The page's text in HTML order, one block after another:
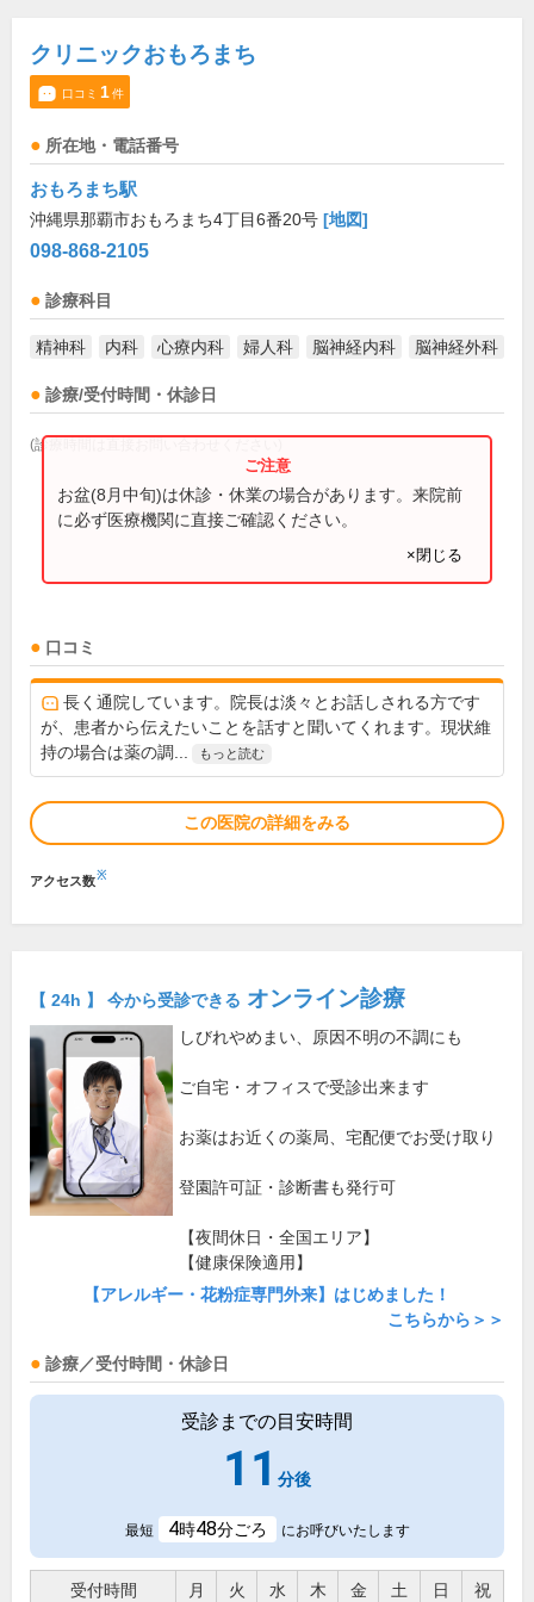
クリニックおもろまち
口コミ 1件
所在地・電話番号
おもろまち駅
沖縄県那覇市おもろまち4丁目6番20号 [地図]
098-868-2105
診療科目
精神科 内科 心療内科 婦人科 脳神経内科 脳神経外科
診療/受付時間・休診日
(診療時間は直接お問い合わせください)
お盆(8月中旬)は休診・休業の場合があります。来院前
に必ず医療機関に直接ご確認ください。
×閉じる
口コミ
長く通院しています。院長は淡々とお話しされる方です
が、患者から伝えたいことを話すと聞いてくれます。現状維
持の場合は薬の調...
もっと読む
この医院の詳細をみる
アクセス数※
【 24h 】 今から受診できる オンライン診療
しびれやめまい、原因不明の不調にも
ご自宅・オフィスで受診出来ます
お薬はお近くの薬局、宅配便でお受け取り
登園許可証・診断書も発行可
【夜間休日・全国エリア】
【健康保険適用】
【アレルギー・花粉症専門外来】はじめました！
こちらから＞＞
診療／受付時間・休診日
受診までの目安時間
11 分後
最短 4時48分ごろ にお呼びいたします
受付時間 月 火 水 木 金 土 日 祝